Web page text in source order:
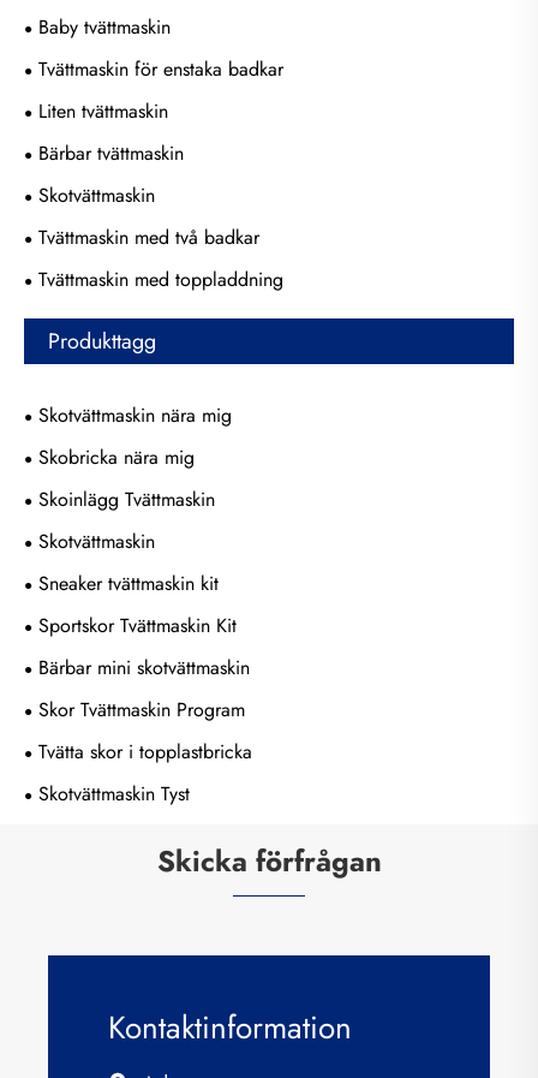
Baby tvättmaskin
Tvättmaskin för enstaka badkar
Liten tvättmaskin
Bärbar tvättmaskin
Skotvättmaskin
Tvättmaskin med två badkar
Tvättmaskin med toppladdning
Produkttagg
Skotvättmaskin nära mig
Skobricka nära mig
Skoinlägg Tvättmaskin
Skotvättmaskin
Sneaker tvättmaskin kit
Sportskor Tvättmaskin Kit
Bärbar mini skotvättmaskin
Skor Tvättmaskin Program
Tvätta skor i topplastbricka
Skotvättmaskin Tyst
Skicka förfrågan
Kontaktinformation